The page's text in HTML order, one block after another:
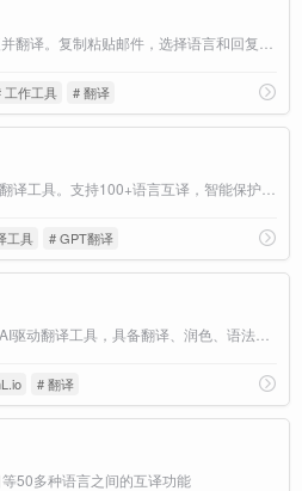
工作工具 # 翻译
工具 # GPT翻译
# 翻译
50多种语言之间的互译功能